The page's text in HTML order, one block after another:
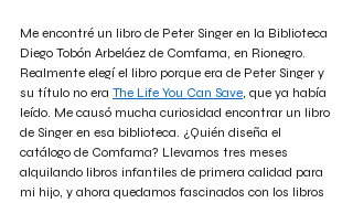
Me encontré un libro de Peter Singer en la Biblioteca
Diego Tobón Arbeláez de Comfama, en Rionegro.
Realmente elegí el libro porque era de Peter Singer y
su título no era The Life You Can Save, que ya había
leído. Me causó mucha curiosidad encontrar un libro
de Singer en esa biblioteca. ¿Quién diseña el
catálogo de Comfama? Llevamos tres meses
alquilando libros infantiles de primera calidad para
mi hijo, y ahora quedamos fascinados con los libros